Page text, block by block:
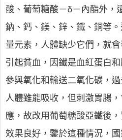
酸、葡萄糖酸－δ－內酯外，
鈉、鈣、鎂、鋅、鐵、銅等
量元素，人體缺少它們，就
引起貧血，因鐵是血紅蛋白
參與氧化和輸送二氧化碳，
人體雖能吸收，但刺激胃腸
應，故改用葡萄糖酸亞鐵後
效果良好，鑒於這種情況，